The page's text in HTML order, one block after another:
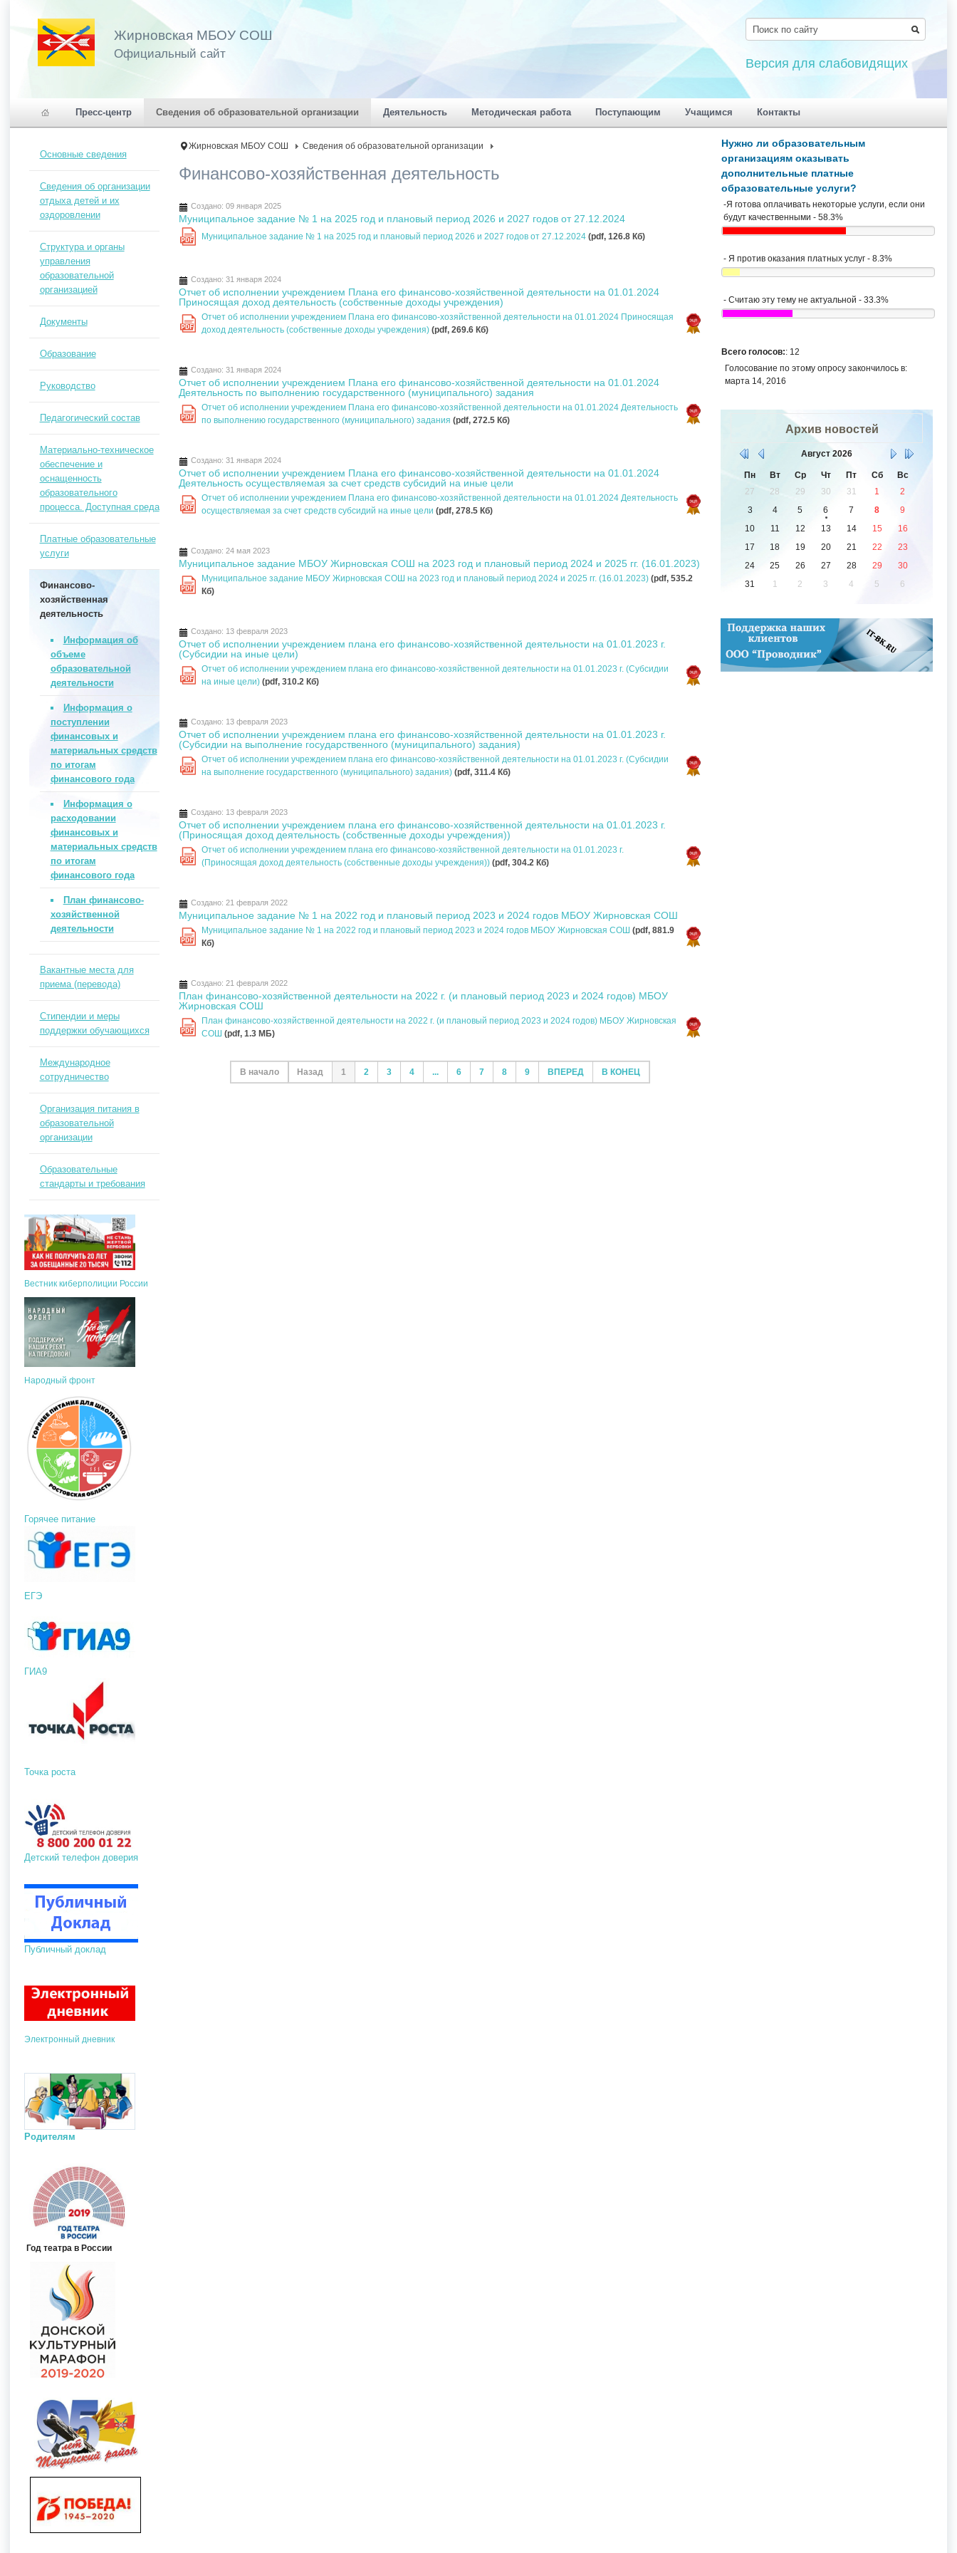
Жирновская МБОУ СОШ
Официальный сайт
Версия для слабовидящих
Пресс-центр Сведения об образовательной организации Деятельность Методическая работа Поступающим Учащимся Контакты
Жирновская МБОУ СОШ Сведения об образовательной организации
Финансово-хозяйственная деятельность
Создано: 09 января 2025
Муниципальное задание № 1 на 2025 год и плановый период 2026 и 2027 годов от 27.12.2024
PDF Муниципальное задание № 1 на 2025 год и плановый период 2026 и 2027 годов от 27.12.2024 (pdf, 126.8 Кб)
Создано: 31 января 2024
Отчет об исполнении учреждением Плана его финансово-хозяйственной деятельности на 01.01.2024
Приносящая доход деятельность (собственные доходы учреждения)
PDF
Отчет об исполнении учреждением Плана его финансово-хозяйственной деятельности на 01.01.2024 Приносящая
доход деятельность (собственные доходы учреждения) (pdf, 269.6 Кб)
Создано: 31 января 2024
Отчет об исполнении учреждением Плана его финансово-хозяйственной деятельности на 01.01.2024
Деятельность по выполнению государственного (муниципального) задания
PDF
Отчет об исполнении учреждением Плана его финансово-хозяйственной деятельности на 01.01.2024 Деятельность
по выполнению государственного (муниципального) задания (pdf, 272.5 Кб)
Создано: 31 января 2024
Отчет об исполнении учреждением Плана его финансово-хозяйственной деятельности на 01.01.2024
Деятельность осуществляемая за счет средств субсидий на иные цели
PDF
Отчет об исполнении учреждением Плана его финансово-хозяйственной деятельности на 01.01.2024 Деятельность
осуществляемая за счет средств субсидий на иные цели (pdf, 278.5 Кб)
ЖИРНОВСКАЯ СРЕДНЯЯ
Создано: 24 мая 2023
Муниципальное задание МБОУ Жирновская СОШ на 2023 год и плановый период 2024 и 2025 гг. (16.01.2023)
PDF
Муниципальное задание МБОУ Жирновская СОШ на 2023 год и плановый период 2024 и 2025 гг. (16.01.2023) (pdf, 535.2
Кб)
Создано: 13 февраля 2023
Отчет об исполнении учреждением плана его финансово-хозяйственной деятельности на 01.01.2023 г.
(Субсидии на иные цели)
PDF
Отчет об исполнении учреждением плана его финансово-хозяйственной деятельности на 01.01.2023 г. (Субсидии
на иные цели) (pdf, 310.2 Кб)
Создано: 13 февраля 2023
Отчет об исполнении учреждением плана его финансово-хозяйственной деятельности на 01.01.2023 г.
(Субсидии на выполнение государственного (муниципального) задания)
PDF
Отчет об исполнении учреждением плана его финансово-хозяйственной деятельности на 01.01.2023 г. (Субсидии
на выполнение государственного (муниципального) задания) (pdf, 311.4 Кб)
Создано: 13 февраля 2023
Отчет об исполнении учреждением плана его финансово-хозяйственной деятельности на 01.01.2023 г.
(Приносящая доход деятельность (собственные доходы учреждения))
PDF
Отчет об исполнении учреждением плана его финансово-хозяйственной деятельности на 01.01.2023 г.
(Приносящая доход деятельность (собственные доходы учреждения)) (pdf, 304.2 Кб)
Создано: 21 февраля 2022
Муниципальное задание № 1 на 2022 год и плановый период 2023 и 2024 годов МБОУ Жирновская СОШ
PDF
Муниципальное задание № 1 на 2022 год и плановый период 2023 и 2024 годов МБОУ Жирновская СОШ (pdf, 881.9
Кб)
Создано: 21 февраля 2022
План финансово-хозяйственной деятельности на 2022 г. (и плановый период 2023 и 2024 годов) МБОУ
Жирновская СОШ
PDF
План финансово-хозяйственной деятельности на 2022 г. (и плановый период 2023 и 2024 годов) МБОУ Жирновская
СОШ (pdf, 1.3 MБ)
В начало Назад 1 2 3 4 ... 6 7 8 9 ВПЕРЕД В КОНЕЦ
Основные сведения
Сведения об организации
отдыха детей и их
оздоровлении
Структура и органы
управления
образовательной
организацией
Документы
Образование
Руководство
Педагогический состав
Материально-техническое
обеспечение и
оснащенность
образовательного
процесса. Доступная среда
Платные образовательные
услуги
Финансово-
хозяйственная
деятельность
Информация об
объеме
образовательной
деятельности
Информация о
поступлении
финансовых и
материальных средств
по итогам
финансового года
Информация о
расходовании
финансовых и
материальных средств
по итогам
финансового года
План финансово-
хозяйственной
деятельности
Вакантные места для
приема (перевода)
Стипендии и меры
поддержки обучающихся
Международное
сотрудничество
Организация питания в
образовательной
организации
Образовательные
стандарты и требования
Вестник киберполиции России
Народный фронт
Горячее питание
ЕГЭ
ГИА9
Точка роста
Детский телефон доверия
Публичный доклад
Электронный дневник
Родителям
Год театра в России
Нужно ли образовательным
организациям оказывать
дополнительные платные
образовательные услуги?
-Я готова оплачивать некоторые услуги, если они
будут качественными - 58.3%
- Я против оказания платных услуг - 8.3%
- Считаю эту тему не актуальной - 33.3%
Всего голосов:: 12
Голосование по этому опросу закончилось в:
марта 14, 2016
Архив новостей
Август 2026
Пн Вт Ср Чт Пт Сб
Вс
27
28 29 30 31 1
2
3
4 5 6 7 8
9
10
11 12 13 14 15
16
17
18 19 20 21 22
23
24
25 26 27 28 29
30
31
1 2 3 4 5 6